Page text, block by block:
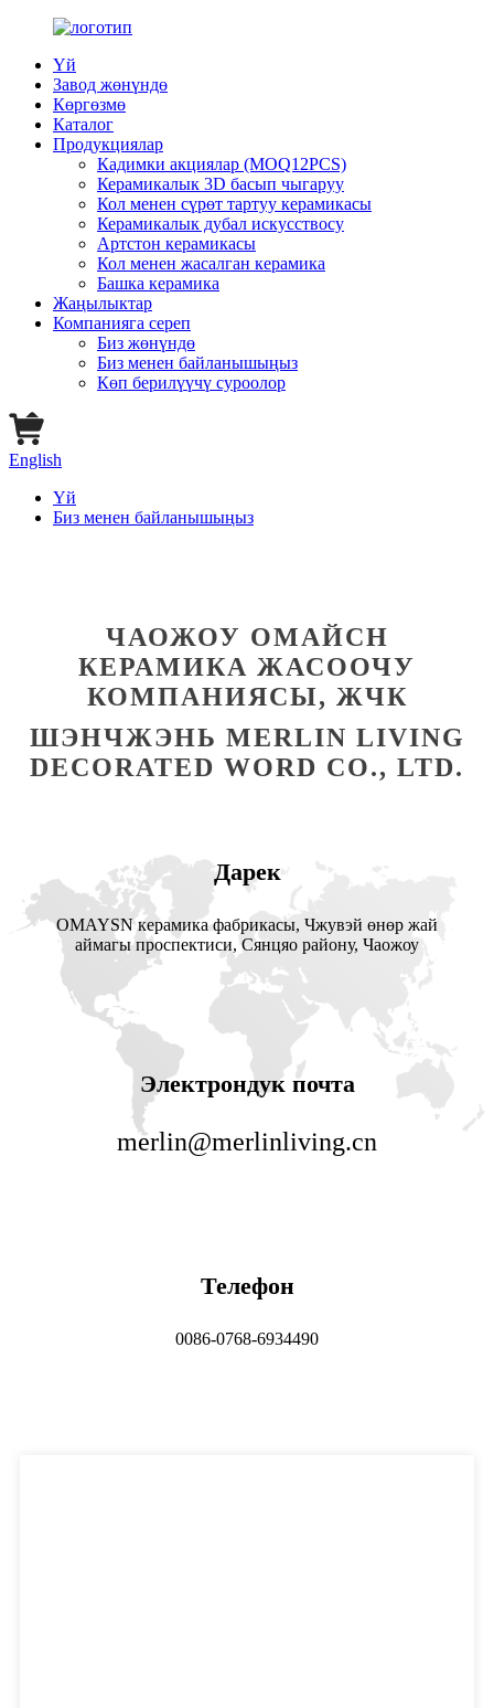
Үй
Завод жөнүндө
Көргөзмө
Каталог
Продукциялар
Кадимки акциялар (MOQ12PCS)
Керамикалык 3D басып чыгаруу
Кол менен сүрөт тартуу керамикасы
Керамикалык дубал искусствосу
Артстон керамикасы
Кол менен жасалган керамика
Башка керамика
Жаңылыктар
Компанияга сереп
Биз жөнүндө
Биз менен байланышыңыз
Көп берилүүчү суроолор
English
Үй
Биз менен байланышыңыз
ЧАОЖОУ ОМАЙСН
КЕРАМИКА ЖАСООЧУ
КОМПАНИЯСЫ, ЖЧК
ШЭНЧЖЭНЬ MERLIN LIVING
DECORATED WORD CO., LTD.
Дарек
OMAYSN керамика фабрикасы, Чжувэй өнөр жай
аймагы проспектиси, Сянцяо району, Чаожоу
Электрондук почта
merlin@merlinliving.cn
Телефон
0086-0768-6934490